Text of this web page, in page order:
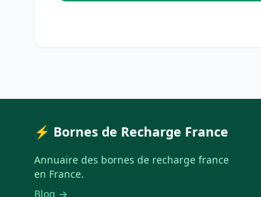
⚡ Bornes de Recharge France
Annuaire des bornes de recharge france
en France.
Blog →